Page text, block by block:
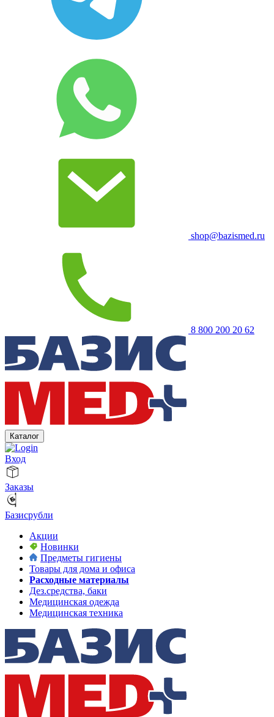
shop@bazismed.ru
8 800 200 20 62
Каталог
Вход
Заказы
Базисрубли
Акции
Новинки
Предметы гигиены
Товары для дома и офиса
Расходные материалы
Дез.средства, баки
Медицинская одежда
Медицинская техника